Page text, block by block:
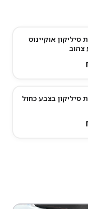
סיליקון אוקיינוס
צהוב
סיליקון בצבע כחול